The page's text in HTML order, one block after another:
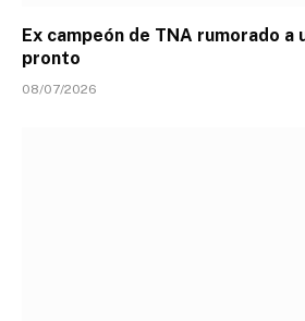
Ex campeón de TNA rumorado a
pronto
08/07/2026